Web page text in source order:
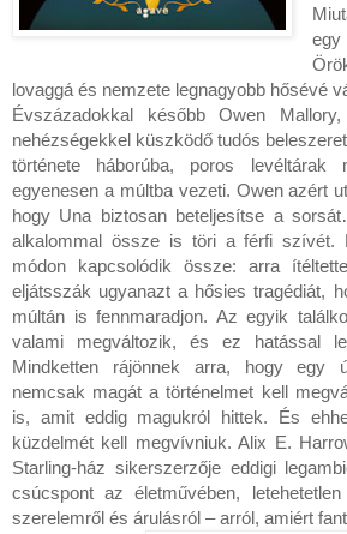
egy
lovaggá és nemzete legnagyobb hősévé
Évszázadokkal később Owen
nehézségekkel küszködő tudós
története háborúba, poros levéltárak
egyenesen a múltba vezeti. Owen azért
hogy Una biztosan beteljesítse a
alkalommal össze is töri a férfi szívét.
módon kapcsolódik össze: arra
eljátsszák ugyanazt a hősies tragédiát,
múltán is fennmaradjon. Az egyik
valami megváltozik, és ez hatással
Mindketten rájönnek arra, hogy egy
nemcsak magát a történelmet kell
is, amit eddig magukról hittek. És
küzdelmét kell megvívniuk. Alix E.
Starling-ház sikerszerzője eddigi
csúcspont az életművében,
szerelemről és árulásról – arról, amiért